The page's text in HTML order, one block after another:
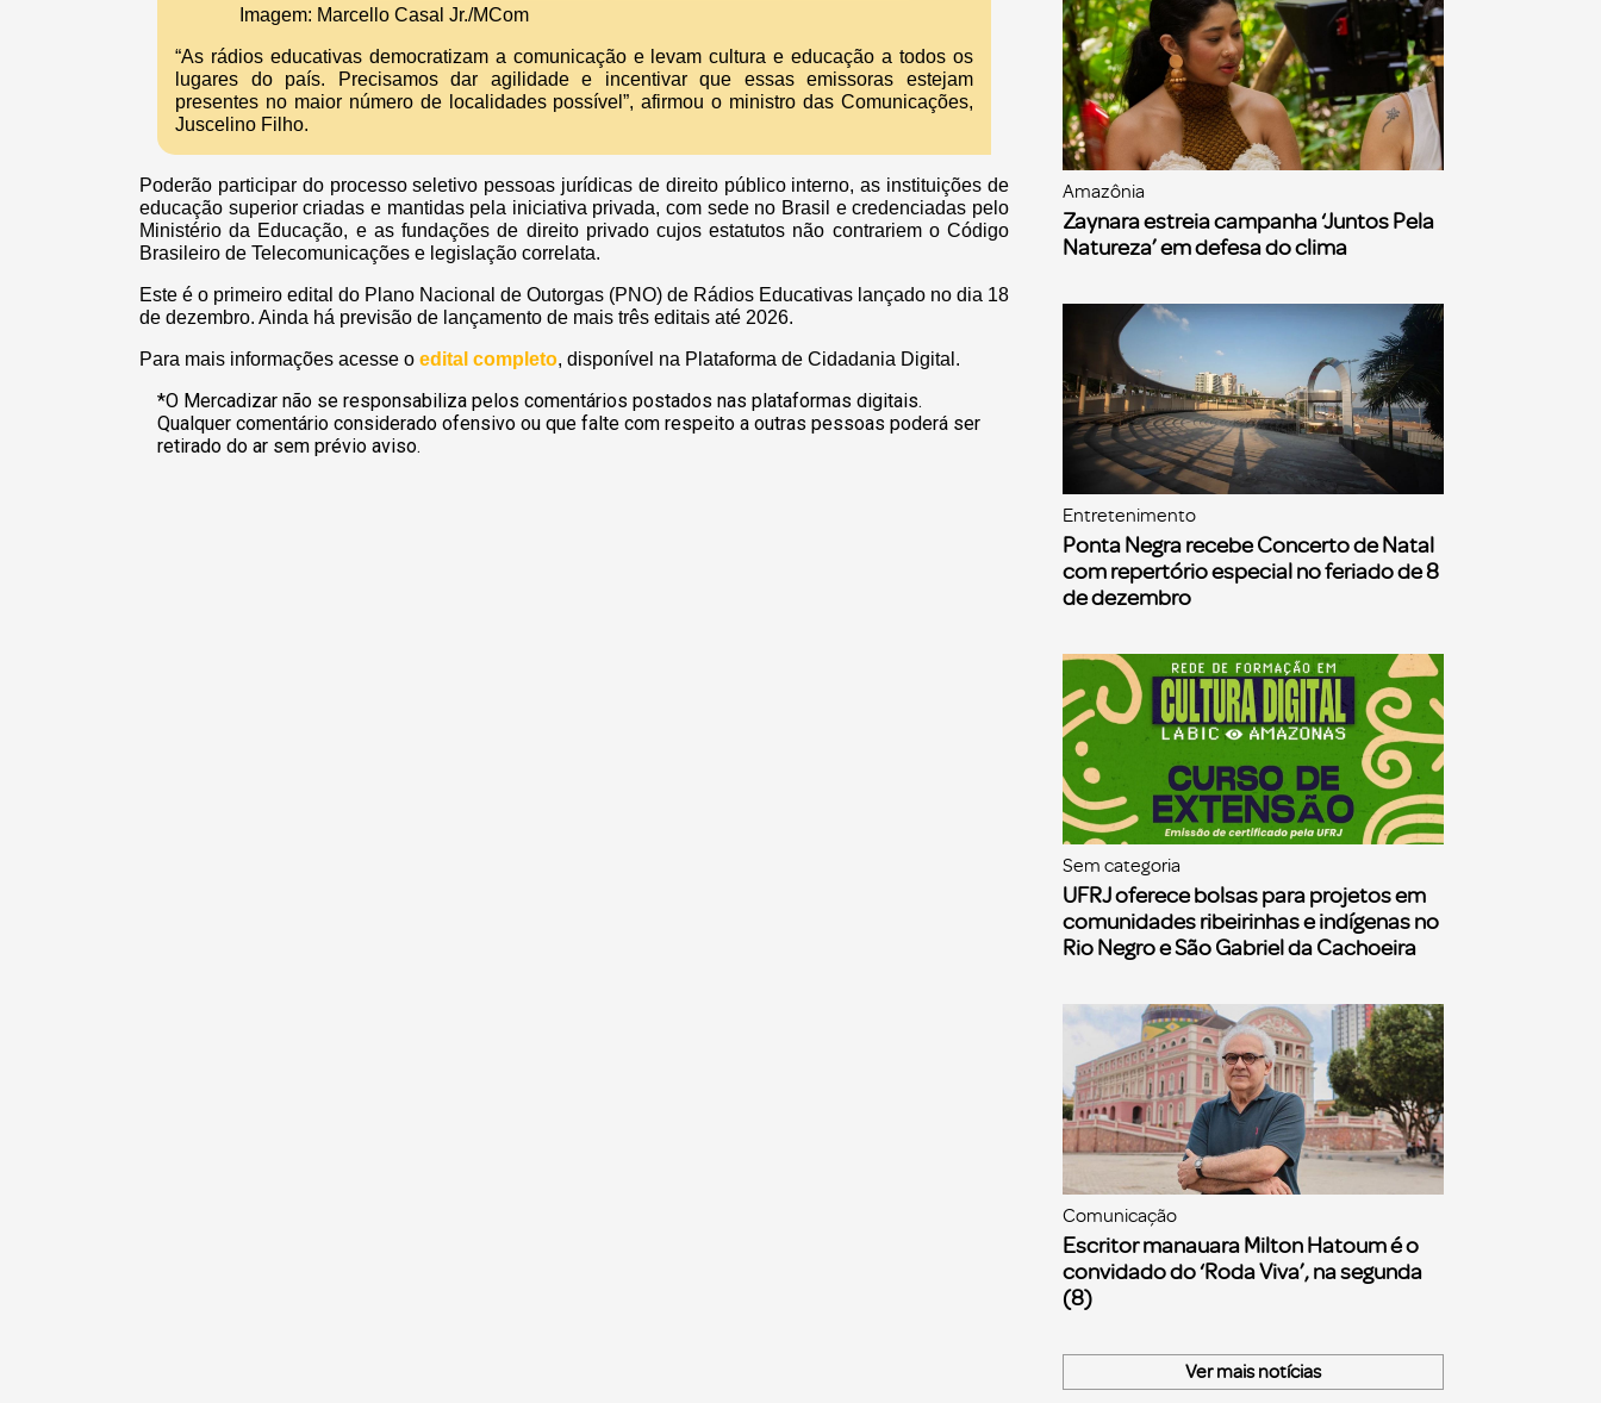
Imagem: Marcello Casal Jr./MCom
“As rádios educativas democratizam a comunicação e levam cultura e educação a todos os
lugares do país. Precisamos dar agilidade e incentivar que essas emissoras estejam
presentes no maior número de localidades possível”, afirmou o ministro das Comunicações,
Juscelino Filho.
Poderão participar do processo seletivo pessoas jurídicas de direito público interno, as instituições de
educação superior criadas e mantidas pela iniciativa privada, com sede no Brasil e credenciadas pelo
Ministério da Educação, e as fundações de direito privado cujos estatutos não contrariem o Código
Brasileiro de Telecomunicações e legislação correlata.
Este é o primeiro edital do Plano Nacional de Outorgas (PNO) de Rádios Educativas lançado no dia 18
de dezembro. Ainda há previsão de lançamento de mais três editais até 2026.
Para mais informações acesse o edital completo, disponível na Plataforma de Cidadania Digital.
*O Mercadizar não se responsabiliza pelos comentários postados nas plataformas digitais.
Qualquer comentário considerado ofensivo ou que falte com respeito a outras pessoas poderá ser
retirado do ar sem prévio aviso.
Amazônia
Zaynara estreia campanha ‘Juntos Pela
Natureza’ em defesa do clima
Entretenimento
Ponta Negra recebe Concerto de Natal
com repertório especial no feriado de 8
de dezembro
Sem categoria
UFRJ oferece bolsas para projetos em
comunidades ribeirinhas e indígenas no
Rio Negro e São Gabriel da Cachoeira
Comunicação
Escritor manauara Milton Hatoum é o
convidado do ‘Roda Viva’, na segunda
(8)
Ver mais notícias